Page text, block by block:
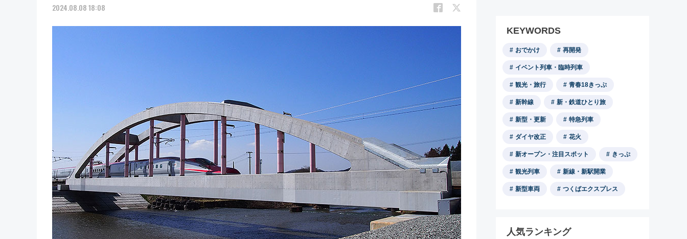
2024.08.08 18:08
KEYWORDS
おでかけ 再開発
イベント列車・臨時列車
観光・旅行 青春18きっぷ
新幹線 新・鉄道ひとり旅
新型・更新 特急列車
ダイヤ改正 花火
新オープン・注目スポット きっぷ
観光列車 新線・新駅開業
新型車両 つくばエクスプレス
人気ランキング